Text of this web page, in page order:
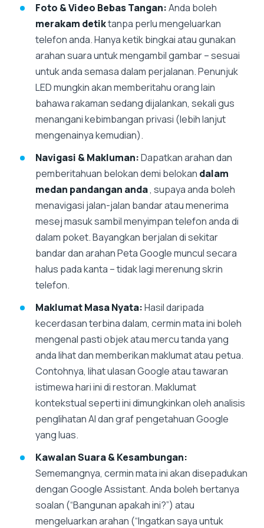
Foto & Video Bebas Tangan:Anda boleh
merakam detiktanpa perlu mengeluarkan
telefon anda. Hanya ketik bingkai atau gunakan
arahan suara untuk mengambil gambar – sesuai
untuk anda semasa dalam perjalanan. Penunjuk
LED mungkin akan memberitahu orang lain
bahawa rakaman sedang dijalankan, sekali gus
menangani kebimbangan privasi (lebih lanjut
mengenainya kemudian).
Navigasi & Makluman:Dapatkan arahan dan
pemberitahuan belokan demi belokan dalam
medan pandangan anda, supaya anda boleh
menavigasi jalan-jalan bandar atau menerima
mesej masuk sambil menyimpan telefon anda di
dalam poket. Bayangkan berjalan di sekitar
bandar dan arahan Peta Google muncul secara
halus pada kanta – tidak lagi merenung skrin
telefon.
Maklumat Masa Nyata:Hasil daripada
kecerdasan terbina dalam, cermin mata ini boleh
mengenal pasti objek atau mercu tanda yang
anda lihat dan memberikan maklumat atau petua.
Contohnya, lihat ulasan Google atau tawaran
istimewa hari ini di restoran. Maklumat
kontekstual seperti ini dimungkinkan oleh analisis
penglihatan AI dan graf pengetahuan Google
yang luas.
Kawalan Suara & Kesambungan:
Sememangnya, cermin mata ini akan disepadukan
dengan Google Assistant. Anda boleh bertanya
soalan (“Bangunan apakah ini?”) atau
mengeluarkan arahan (“Ingatkan saya untuk